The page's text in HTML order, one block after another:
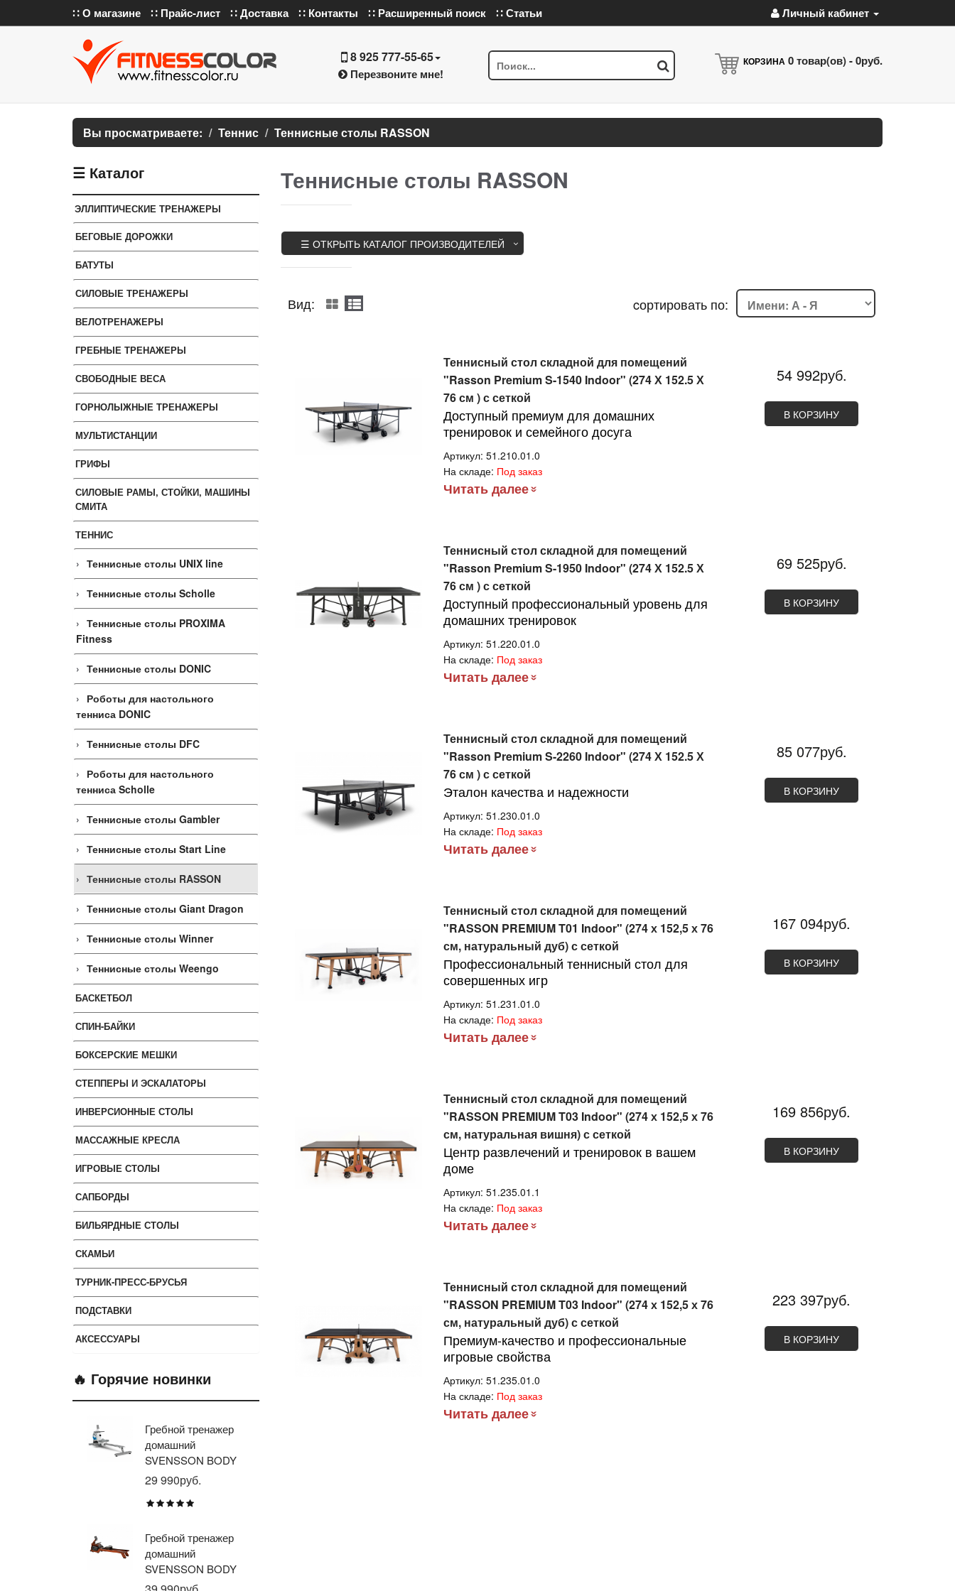
∷ О магазине ∷ Прайс-лист ∷ Доставка ∷ Контакты ∷ Расширенный поиск ∷ Статьи Личный кабинет
8 925 777-55-65
Перезвоните мне!
КОРЗИНА 0товар(ов) -0руб.
Вы просматриваете: Теннис Теннисные столы RASSON
☰ Каталог
ЭЛЛИПТИЧЕСКИЕ ТРЕНАЖЕРЫ
БЕГОВЫЕ ДОРОЖКИ
БАТУТЫ
СИЛОВЫЕ ТРЕНАЖЕРЫ
ВЕЛОТРЕНАЖЕРЫ
ГРЕБНЫЕ ТРЕНАЖЕРЫ
СВОБОДНЫЕ ВЕСА
ГОРНОЛЫЖНЫЕ ТРЕНАЖЕРЫ
МУЛЬТИСТАНЦИИ
ГРИФЫ
СИЛОВЫЕ РАМЫ, СТОЙКИ, МАШИНЫ
СМИТА
ТЕННИС
Теннисные столы UNIX line
Теннисные столы Scholle
Теннисные столы PROXIMA
Fitness
Теннисные столы DONIC
Роботы для настольного
тенниса DONIC
Теннисные столы DFC
Роботы для настольного
тенниса Scholle
Теннисные столы Gambler
Теннисные столы Start Line
Теннисные столы RASSON
Теннисные столы Giant Dragon
Теннисные столы Winner
Теннисные столы Weengo
БАСКЕТБОЛ
СПИН-БАЙКИ
БОКСЕРСКИЕ МЕШКИ
СТЕППЕРЫ И ЭСКАЛАТОРЫ
ИНВЕРСИОННЫЕ СТОЛЫ
МАССАЖНЫЕ КРЕСЛА
ИГРОВЫЕ СТОЛЫ
САПБОРДЫ
БИЛЬЯРДНЫЕ СТОЛЫ
СКАМЬИ
ТУРНИК-ПРЕСС-БРУСЬЯ
ПОДСТАВКИ
АКСЕССУАРЫ
🔥 Горячие новинки
Гребной тренажер
домашний
SVENSSON BODY
LABS WHEELO
29 990руб.
Гребной тренажер
домашний
SVENSSON BODY
LABS WAVERUN
Теннисные столы RASSON
☰ ОТКРЫТЬ КАТАЛОГ ПРОИЗВОДИТЕЛЕЙ
Вид: cортировать по:
Теннисный стол складной для помещений
"Rasson Premium S-1540 Indoor" (274 Х 152.5 Х
76 см ) с сеткой
Доступный премиум для домашних
тренировок и семейного досуга
Артикул: 51.210.01.0
На складе: Под заказ
Читать далее
54 992руб.
В КОРЗИНУ
Теннисный стол складной для помещений
"Rasson Premium S-1950 Indoor" (274 Х 152.5 Х
76 см ) с сеткой
Доступный профессиональный уровень для
домашних тренировок
Артикул: 51.220.01.0
На складе: Под заказ
Читать далее
69 525руб.
В КОРЗИНУ
Теннисный стол складной для помещений
"Rasson Premium S-2260 Indoor" (274 Х 152.5 Х
76 см ) с сеткой
Эталон качества и надежности
Артикул: 51.230.01.0
На складе: Под заказ
Читать далее
85 077руб.
В КОРЗИНУ
Теннисный стол складной для помещений
"RASSON PREMIUM T01 Indoor" (274 х 152,5 х 76
см, натуральный дуб) с сеткой
Профессиональный теннисный стол для
совершенных игр
Артикул: 51.231.01.0
На складе: Под заказ
Читать далее
167 094руб.
В КОРЗИНУ
Теннисный стол складной для помещений
"RASSON PREMIUM T03 Indoor" (274 х 152,5 х 76
см, натуральная вишня) с сеткой
Центр развлечений и тренировок в вашем
доме
Артикул: 51.235.01.1
На складе: Под заказ
Читать далее
169 856руб.
В КОРЗИНУ
Теннисный стол складной для помещений
"RASSON PREMIUM T03 Indoor" (274 х 152,5 х 76
см, натуральный дуб) с сеткой
Премиум-качество и профессиональные
игровые свойства
Артикул: 51.235.01.0
На складе: Под заказ
Читать далее
223 397руб.
В КОРЗИНУ